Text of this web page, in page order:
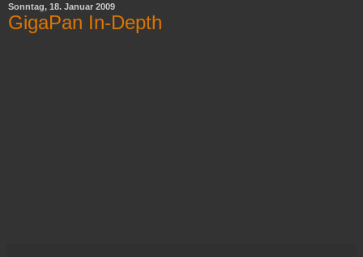
Sonntag, 18. Januar 2009
GigaPan In-Depth